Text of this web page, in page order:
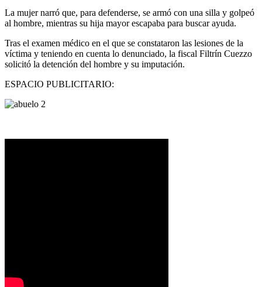
La mujer narró que, para defenderse, se armó con una silla y golpeó
al hombre, mientras su hija mayor escapaba para buscar ayuda.
Tras el examen médico en el que se constataron las lesiones de la
víctima y teniendo en cuenta lo denunciado, la fiscal Filtrín Cuezzo
solicitó la detención del hombre y su imputación.
ESPACIO PUBLICITARIO: